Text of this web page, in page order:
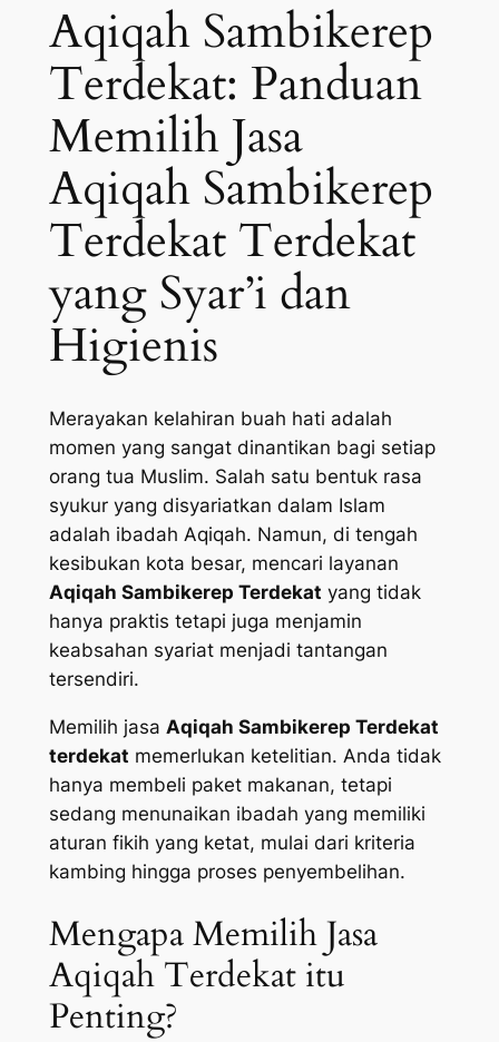
Aqiqah Sambikerep
Terdekat: Panduan
Memilih Jasa
Aqiqah Sambikerep
Terdekat Terdekat
yang Syar’i dan
Higienis
Merayakan kelahiran buah hati adalah
momen yang sangat dinantikan bagi setiap
orang tua Muslim. Salah satu bentuk rasa
syukur yang disyariatkan dalam Islam
adalah ibadah Aqiqah. Namun, di tengah
kesibukan kota besar, mencari layanan
Aqiqah Sambikerep Terdekat yang tidak
hanya praktis tetapi juga menjamin
keabsahan syariat menjadi tantangan
tersendiri.
Memilih jasa Aqiqah Sambikerep Terdekat
terdekat memerlukan ketelitian. Anda tidak
hanya membeli paket makanan, tetapi
sedang menunaikan ibadah yang memiliki
aturan fikih yang ketat, mulai dari kriteria
kambing hingga proses penyembelihan.
Mengapa Memilih Jasa
Aqiqah Terdekat itu
Penting?